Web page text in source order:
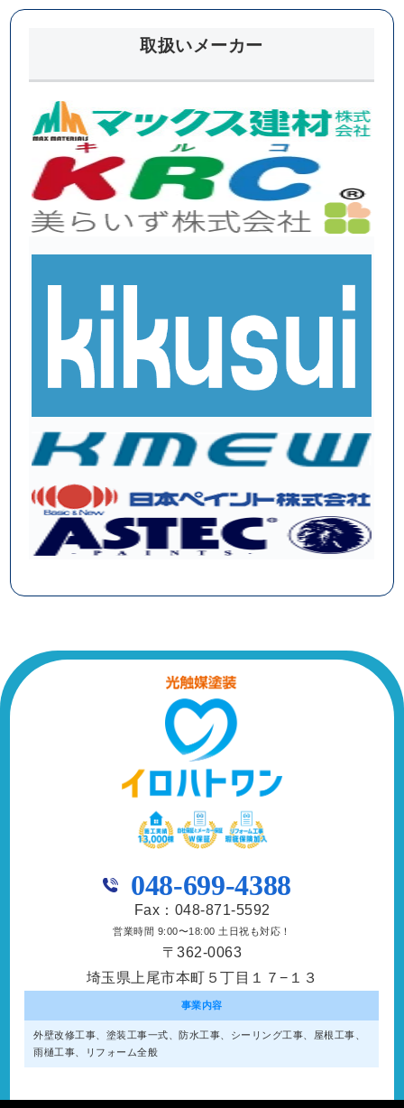
取扱いメーカー
048-699-4388
Fax：048-871-5592
営業時間 9:00〜18:00 土日祝も対応！
〒362-0063
埼玉県上尾市本町５丁目１７−１３
事業内容
外壁改修工事、塗装工事⼀式、防水工事、シーリング工事、屋根工事、
雨樋工事、リフォーム全般